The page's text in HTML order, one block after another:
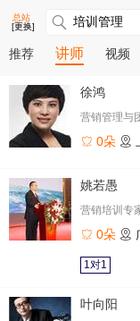
总站
[更换]
推荐 讲师 视频
徐鸿
营销管理与
0朵
姚若愚
营销培训专
0朵
1对1
叶向阳